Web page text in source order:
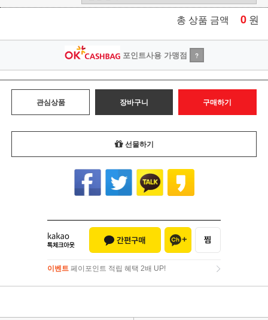
총 상품 금액 0 원
포인트사용 가맹점 ?
관심상품 장바구니 구매하기
선물하기
이벤트 페이포인트 적립 혜택 2배 UP!
이벤트페이포인트 적립 혜택 2배 UP!